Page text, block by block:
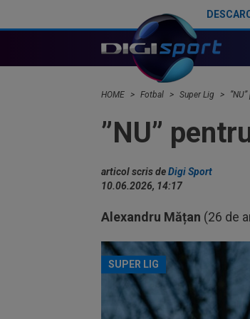
HOME Fotbal Super Lig
”NU”
articol scris deDigi Sport
10.06.2026, 14:17
Alexandru Mățan (26 de
SUPER LIG